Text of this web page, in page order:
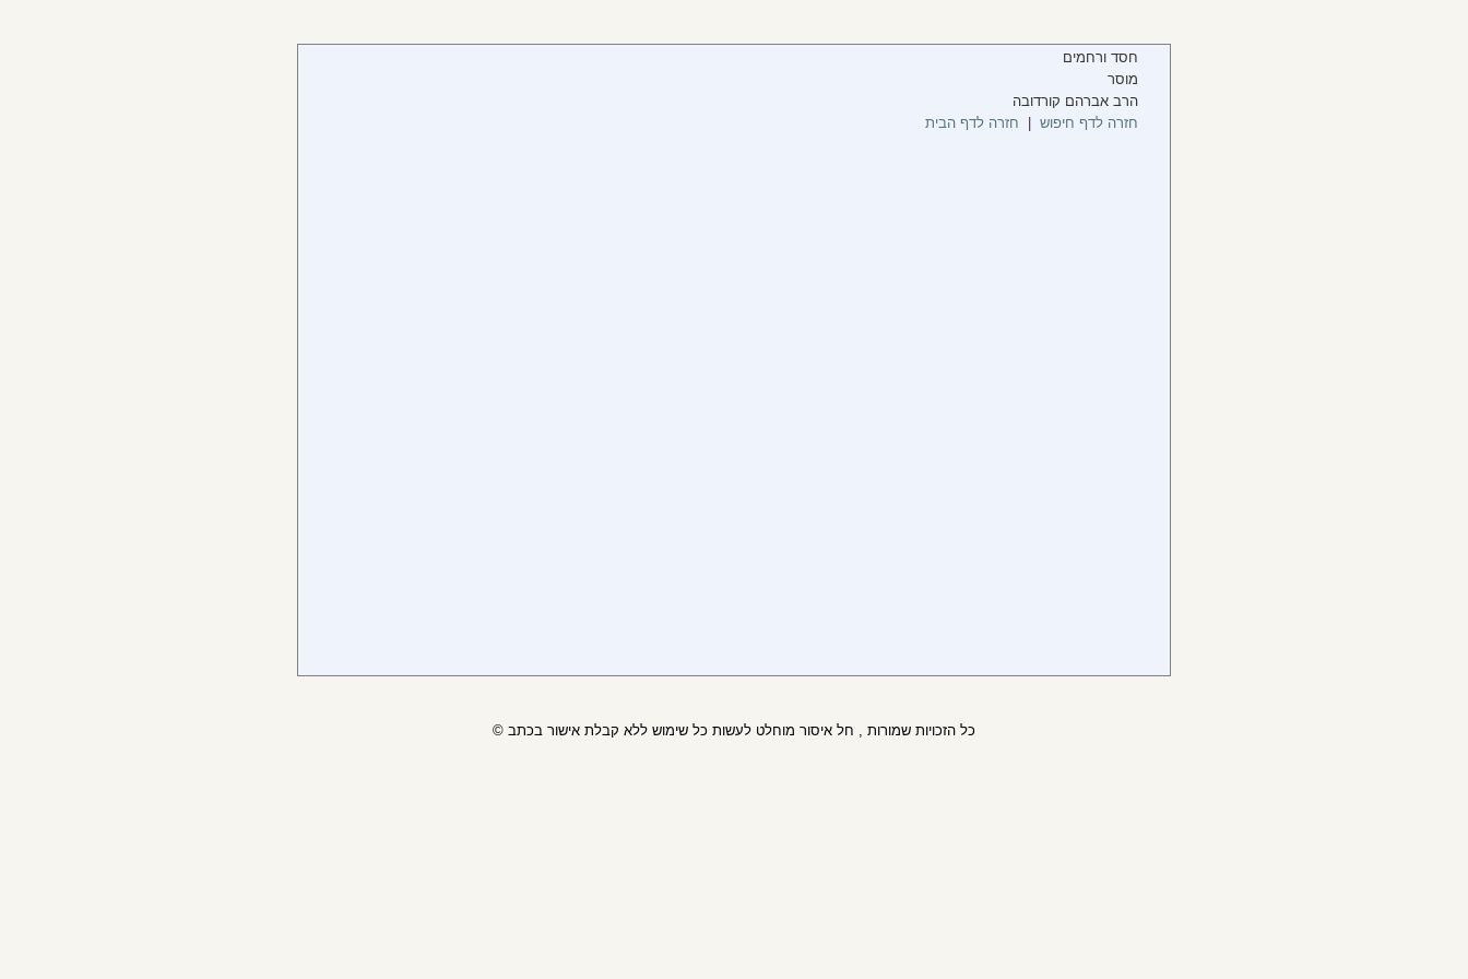
חסד ורחמים
מוסר
הרב אברהם קורדובה
חזרה לדף חיפוש
חזרה לדף הבית
© כל הזכויות שמורות , חל איסור מוחלט לעשות כל שימוש ללא קבלת אישור בכתב